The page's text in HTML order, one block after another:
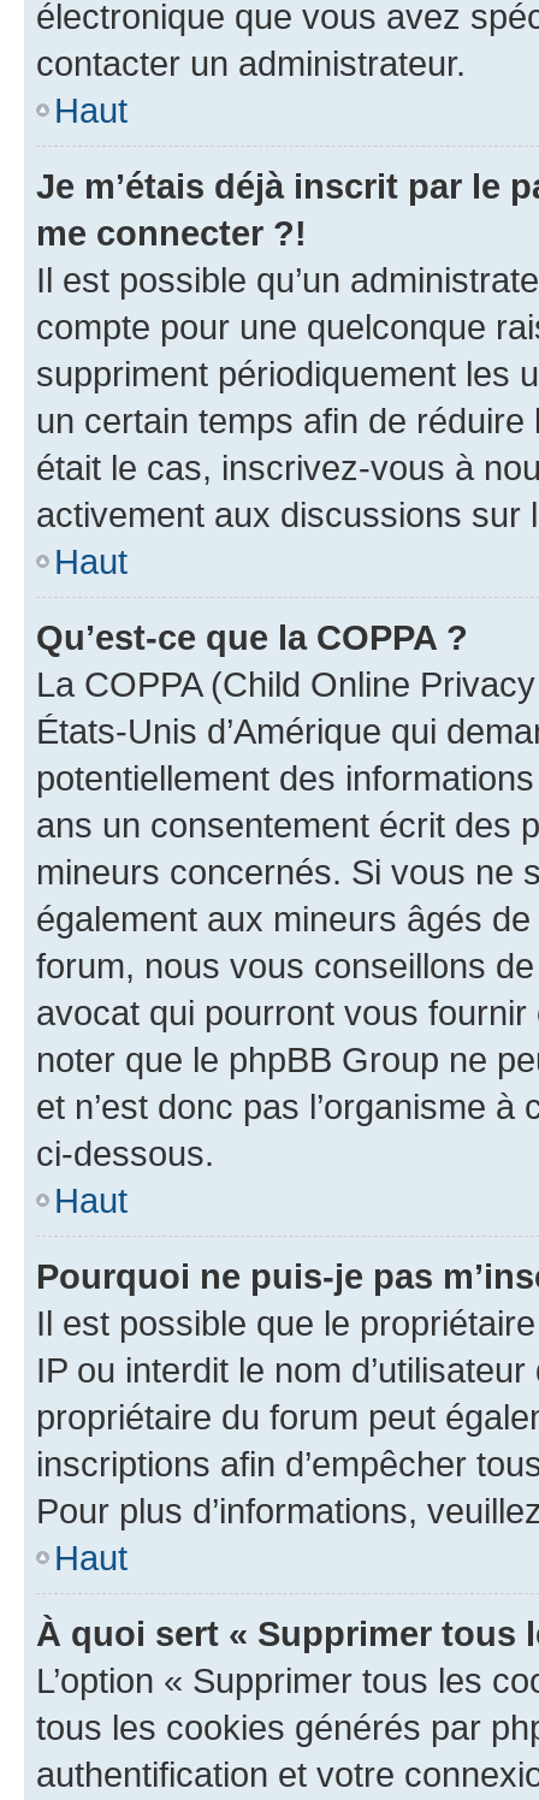
électronique que vous avez
contacter un administrateur.
Haut
Je m’étais déjà inscrit par le
me connecter ?!
Il est possible qu’un
compte pour une quelconque
suppriment périodiquement les
un certain temps afin de
était le cas, inscrivez-vous à
activement aux discussions sur
Haut
Qu’est-ce que la COPPA ?
La COPPA (Child Online
États-Unis d’Amérique qui
potentiellement des
ans un consentement écrit des
mineurs concernés. Si vous ne
également aux mineurs âgés
forum, nous vous conseillons
avocat qui pourront vous
noter que le phpBB Group ne
et n’est donc pas l’organisme
ci-dessous.
Haut
Pourquoi ne puis-je pas
Il est possible que le
IP ou interdit le nom
propriétaire du forum peut
inscriptions afin d’empêcher
Pour plus d’informations,
Haut
À quoi sert « Supprimer tous
L’option « Supprimer tous les
tous les cookies générés par
authentification et votre